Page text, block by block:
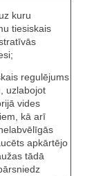
kuru
tiesiskais
regulējums
uzlabojot
vides
kā arī
apkārtējo
tādā